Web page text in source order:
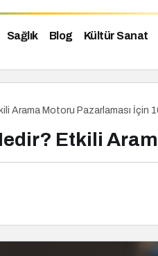
Sağlık Blog Kültür Sanat
Arama Motoru Pazarlaması İçin
Etkili